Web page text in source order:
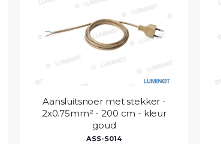
Aansluitsnoer met stekker -
2x0.75mm² - 200 cm - kleur
goud
ASS-S014